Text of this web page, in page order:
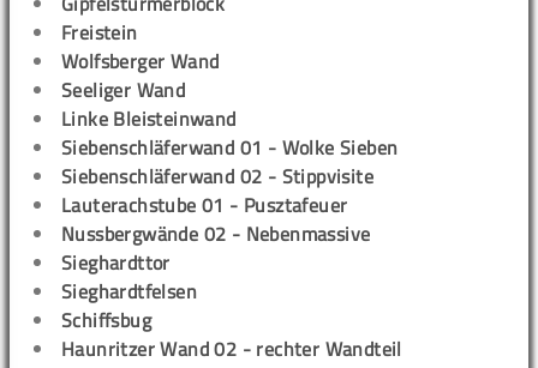
Freistein
Wolfsberger Wand
Seeliger Wand
Linke Bleisteinwand
Siebenschläferwand 01 - Wolke Sieben
Siebenschläferwand 02 - Stippvisite
Lauterachstube 01 - Pusztafeuer
Nussbergwände 02 - Nebenmassive
Sieghardttor
Sieghardtfelsen
Schiffsbug
Haunritzer Wand 02 - rechter Wandteil